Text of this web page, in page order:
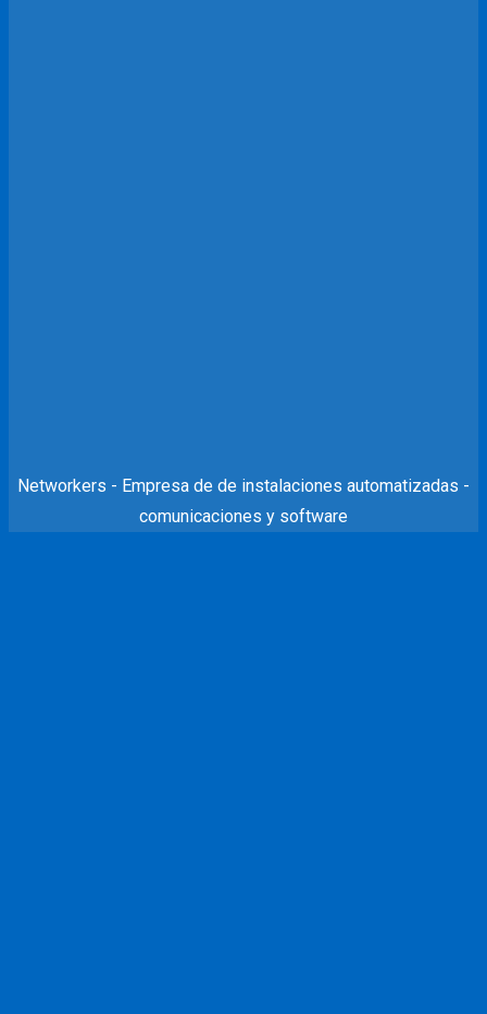
Networkers - Empresa de de instalaciones automatizadas -
comunicaciones y software